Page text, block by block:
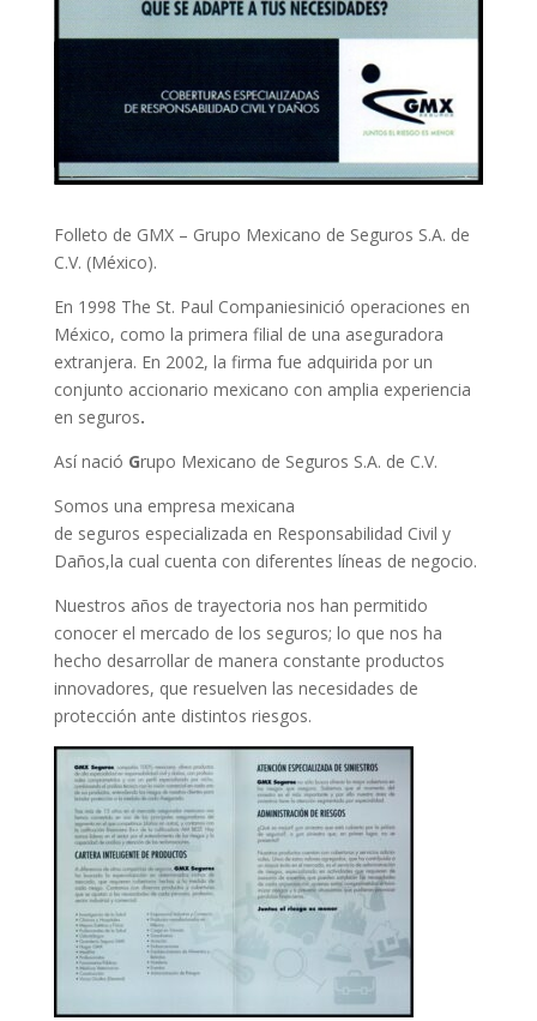
Folleto de GMX – Grupo Mexicano de Seguros S.A. de
C.V. (México).
En 1998 The St. Paul Companiesinició operaciones en
México, como la primera filial de una aseguradora
extranjera. En 2002, la firma fue adquirida por un
conjunto accionario mexicano con amplia experiencia
en seguros.
Así nació Grupo Mexicano de Seguros S.A. de C.V.
Somos una empresa mexicana
de seguros especializada en Responsabilidad Civil y
Daños,la cual cuenta con diferentes líneas de negocio.
Nuestros años de trayectoria nos han permitido
conocer el mercado de los seguros; lo que nos ha
hecho desarrollar de manera constante productos
innovadores, que resuelven las necesidades de
protección ante distintos riesgos.